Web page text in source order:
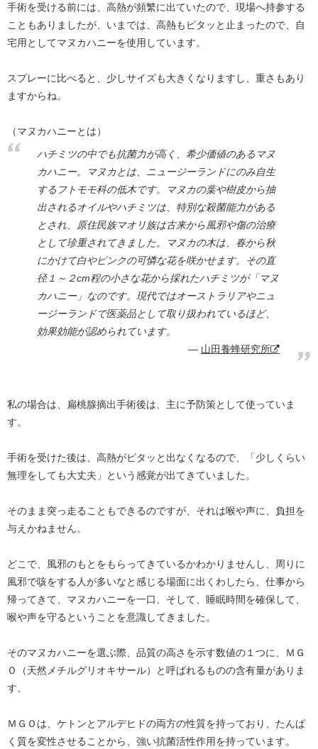
手術を受ける前には、高熱が頻繁に出ていたので、現場へ持参する
こともありましたが、いまでは、高熱もピタッと止まったので、自
宅用としてマヌカハニーを使用しています。
スプレーに比べると、少しサイズも大きくなりますし、重さもあり
ますからね。
（マヌカハニーとは）
ハチミツの中でも抗菌力が高く、希少価値のあるマヌ
カハニー。マヌカとは、ニュージーランドにのみ自生
するフトモモ科の低木です。マヌカの葉や樹皮から抽
出されるオイルやハチミツは、特別な殺菌能力がある
とされ、原住民族マオリ族は古来から風邪や傷の治療
として珍重されてきました。マヌカの木は、春から秋
にかけて白やピンクの可憐な花を咲かせます。その直
径１～２cm程の小さな花から採れたハチミツが「マヌ
カハニー」なのです。現代ではオーストラリアやニュ
ージーランドで医薬品として取り扱われているほど、
効果効能が認められています。
山田養蜂研究所
私の場合は、扁桃腺摘出手術後は、主に予防策として使っていま
す。
手術を受けた後は、高熱がピタッと出なくなるので、「少しくらい
無理をしても大丈夫」という感覚が出てきていました。
そのまま突っ走ることもできるのですが、それは喉や声に、負担を
与えかねません。
どこで、風邪のもとをもらってきているかわかりませんし、周りに
風邪で咳をする人が多いなと感じる場面に出くわしたら、仕事から
帰ってきて、マヌカハニーを一口、そして、睡眠時間を確保して、
喉や声を守るということを意識してきました。
そのマヌカハニーを選ぶ際、品質の高さを示す数値の１つに、ＭＧ
Ｏ（天然メチルグリオキサール）と呼ばれるものの含有量がありま
す。
ＭＧＯは、ケトンとアルデヒドの両方の性質を持っており、たんぱ
く質を変性させることから、強い抗菌活性作用を持っています。